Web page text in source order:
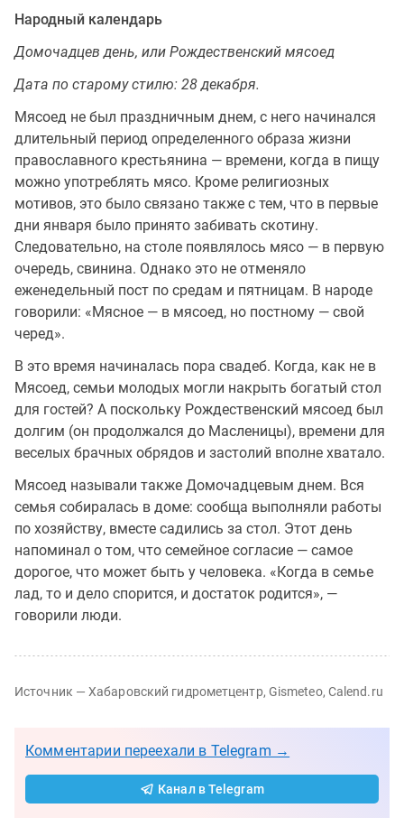
Народный календарь
Домочадцев день, или Рождественский мясоед
Дата по старому стилю: 28 декабря.
Мясоед не был праздничным днем, с него начинался
длительный период определенного образа жизни
православного крестьянина — времени, когда в пищу
можно употреблять мясо. Кроме религиозных
мотивов, это было связано также с тем, что в первые
дни января было принято забивать скотину.
Следовательно, на столе появлялось мясо — в первую
очередь, свинина. Однако это не отменяло
еженедельный пост по средам и пятницам. В народе
говорили: «Мясное — в мясоед, но постному — свой
черед».
В это время начиналась пора свадеб. Когда, как не в
Мясоед, семьи молодых могли накрыть богатый стол
для гостей? А поскольку Рождественский мясоед был
долгим (он продолжался до Масленицы), времени для
веселых брачных обрядов и застолий вполне хватало.
Мясоед называли также Домочадцевым днем. Вся
семья собиралась в доме: сообща выполняли работы
по хозяйству, вместе садились за стол. Этот день
напоминал о том, что семейное согласие — самое
дорогое, что может быть у человека. «Когда в семье
лад, то и дело спорится, и достаток родится», —
говорили люди.
Источник — Хабаровский гидрометцентр, Gismeteo, Calend.ru
Комментарии переехали в Telegram →
Канал в Telegram